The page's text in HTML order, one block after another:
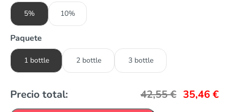
5% 10%
Paquete
1 bottle 2 bottle 3 bottle
Precio total: 42,55€ 35,46€